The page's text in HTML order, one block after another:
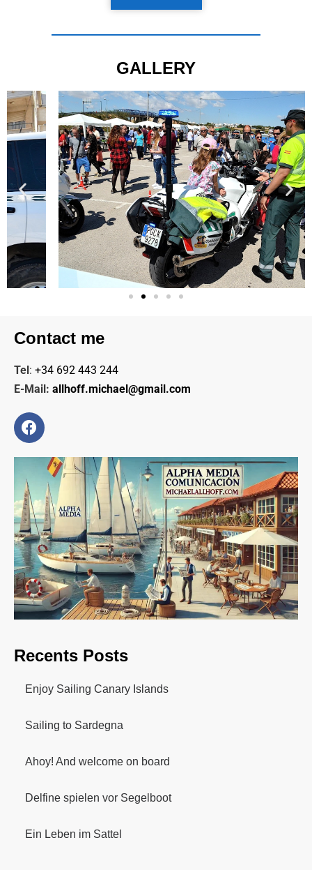
GALLERY
Contact me
Tel : +34 692 443 244
E-Mail: allhoff.michael@gmail.com
Recents Posts
Enjoy Sailing Canary Islands
Sailing to Sardegna
Ahoy! And welcome on board
Delfine spielen vor Segelboot
Ein Leben im Sattel